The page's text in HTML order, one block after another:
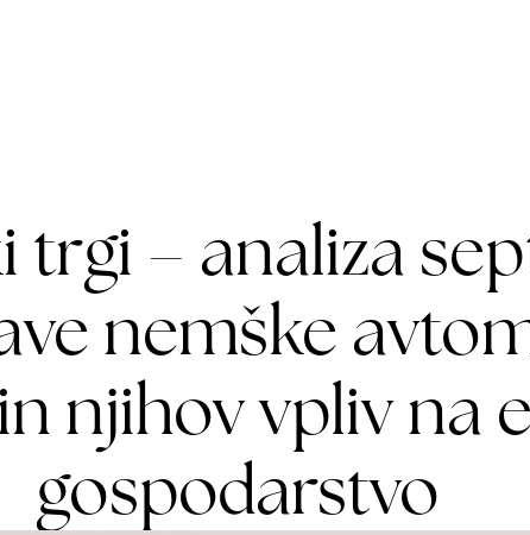
trgi – analiza
nemške
njihov vpliv na
gospodarstvo